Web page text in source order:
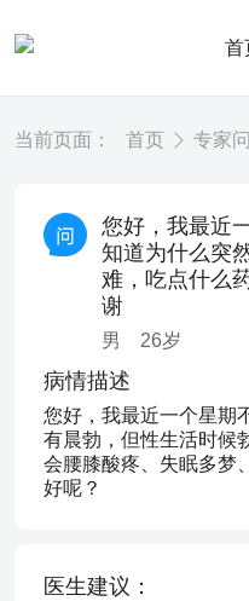
首
当前页面： 首页 专家
您好，我最近
知道为什么突
难，吃点什么
谢
男 26岁
病情描述
您好，我最近一个星期
有晨勃，但性生活时候
会腰膝酸疼、失眠多梦
好呢？
医生建议：